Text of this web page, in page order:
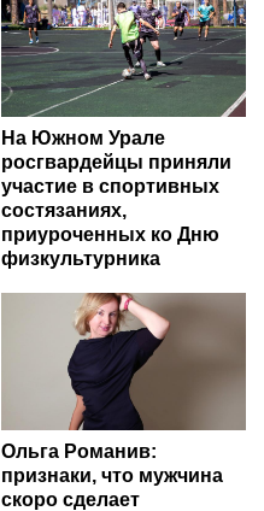
На Южном Урале
росгвардейцы приняли
участие в спортивных
состязаниях,
приуроченных ко Дню
физкультурника
Ольга Романив:
признаки, что мужчина
скоро сделает